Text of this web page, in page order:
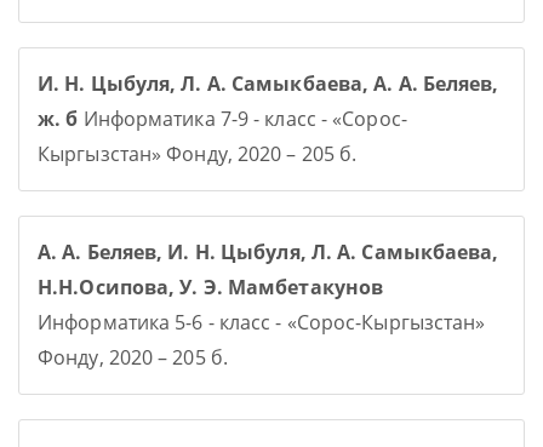
И. Н. Цыбуля, Л. А. Самыкбаева, А. А. Беляев,
ж. б Информатика 7-9 - класс - «Сорос-
Кыргызстан» Фонду, 2020 – 205 б.
А. А. Беляев, И. Н. Цыбуля, Л. А. Самыкбаева,
Н.Н.Осипова, У. Э. Мамбетакунов
Информатика 5-6 - класс - «Сорос-Кыргызстан»
Фонду, 2020 – 205 б.